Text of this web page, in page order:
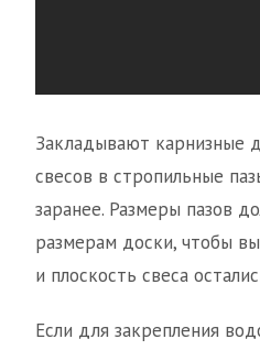
Закладывают карнизные
свесов в стропильные
заранее. Размеры пазов
размерам доски, чтобы
и плоскость свеса
Если для закрепления